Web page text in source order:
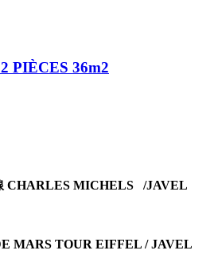
PIÈCES 36m2
CHARLES MICHELS /JAVEL
MARS TOUR EIFFEL / JAVEL